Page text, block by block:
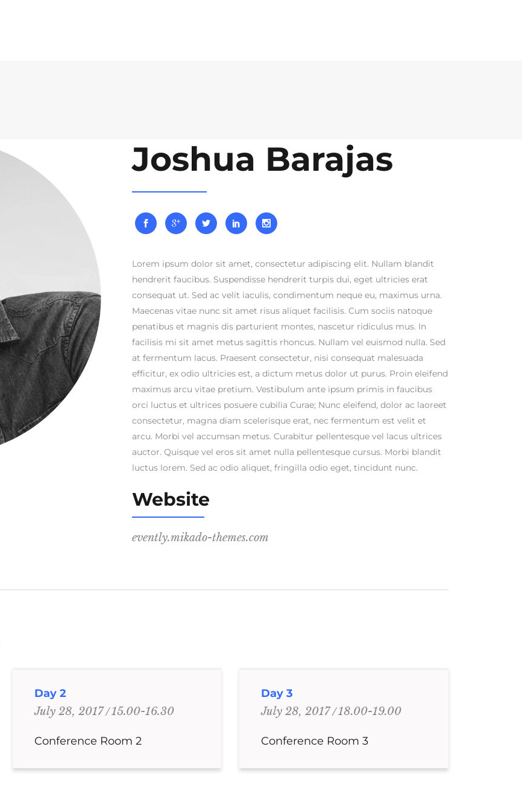
Joshua Barajas
Lorem ipsum dolor sit amet, consectetur adipiscing elit. Nullam blandit
hendrerit faucibus. Suspendisse hendrerit turpis dui, eget ultricies erat
consequat ut. Sed ac velit iaculis, condimentum neque eu, maximus urna.
Maecenas vitae nunc sit amet risus aliquet facilisis. Cum sociis natoque
penatibus et magnis dis parturient montes, nascetur ridiculus mus. In
facilisis mi sit amet metus sagittis rhoncus. Nullam vel euismod nulla. Sed
at fermentum lacus. Praesent consectetur, nisi consequat malesuada
efficitur, ex odio ultricies est, a dictum metus dolor ut purus. Proin eleifend
maximus arcu vitae pretium. Vestibulum ante ipsum primis in faucibus
orci luctus et ultrices posuere cubilia Curae; Nunc eleifend, dolor ac laoreet
consectetur, magna diam scelerisque erat, nec fermentum est velit et
arcu. Morbi vel accumsan metus. Curabitur pellentesque vel lacus ultrices
auctor. Quisque vel eros sit amet nulla pellentesque cursus. Morbi blandit
luctus lorem. Sed ac odio aliquet, fringilla odio eget, tincidunt nunc.
Website
evently.mikado-themes.com
Day 2
July 28, 2017
15.00-16.30
Conference Room 2
Day 3
July 28, 2017
18.00-19.00
Conference Room 3